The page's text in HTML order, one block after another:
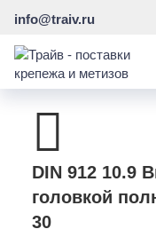
info@traiv.ru
DIN 912 10.9
головкой
30